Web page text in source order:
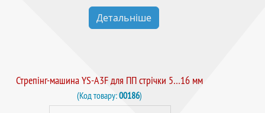
Детальніше
Стрепінг-машина YS-A3F для ПП стрічки 5…16 мм
(Код товару:00186)